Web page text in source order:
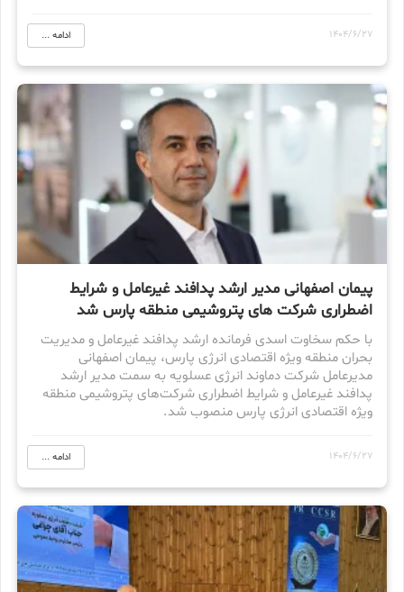
1404/6/27 ادامه ...
پیمان اصفهانی مدیر ارشد پدافند غیرعامل و شرایط
اضطراری شرکت های پتروشیمی منطقه پارس شد
با حکم سخاوت اسدی فرمانده ارشد پدافند غیرعامل و مدیریت
بحران منطقه ویژه اقتصادی انرژی پارس، پیمان اصفهانی
مدیرعامل شرکت دماوند انرژی عسلویه به سمت مدیر ارشد
پدافند غیرعامل و شرایط اضطراری شرکت‌های پتروشیمی منطقه
ویژه اقتصادی انرژی پارس منصوب شد.
1404/6/27 ادامه ...